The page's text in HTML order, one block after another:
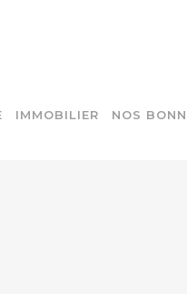
IMMOBILIER NOS